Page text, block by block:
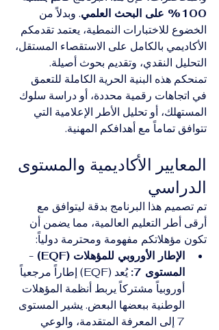
100% على البحث العلمي
. وبدلاً من
الخضوع للاختبارات النمطية، يعتمد تقدمكم
الأكاديمي بالكامل على الاستقصاء المستقل،
التحليل النقدي، وتقديم بحوث أصيلة.
تمنحكم هذه البنية الحرية الكاملة للتعمق
في اتجاهات رقمية محددة، أو دراسة سلوك
المستهلك، أو تحليل الأطر الإعلامية التي
تتوافق تماماً مع أهدافكم المهنية.
المعايير الأكاديمية والمستوى
الدراسي
تم تصميم هذا البرنامج بدقة ليتوافق مع
أرقى أطر التعليم العالمية، مما يضمن أن
تكون مؤهلاتكم مفهومة ومحترمة دولياً:
الإطار الأوروبي للمؤهلات (EQF) -
المستوى 7:
يُعد (EQF) إطاراً مرجعياً
أوروبياً مشتركاً يربط أنظمة المؤهلات
الوطنية ببعضها البعض. يشير المستوى
7 إلى المعرفة المتقدمة، والوعي